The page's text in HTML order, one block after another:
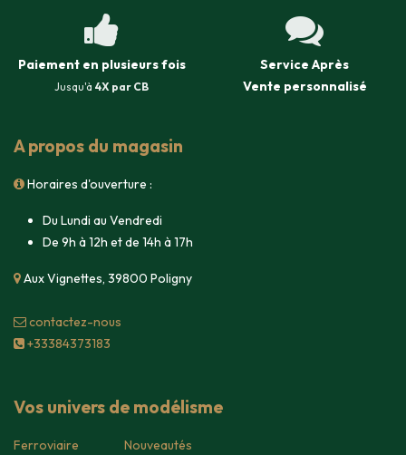
Paiement en plusieurs fois
Jusqu'à 4X par CB
Service Après
Vente personnalisé
A propos du magasin
Horaires d'ouverture :
Du Lundi au Vendredi
De 9h à 12h et de 14h à 17h
Aux Vignettes, 39800 Poligny
contacte​z-nous
+33384373183
Vos univers de modélisme
Ferroviaire
Nouveautés